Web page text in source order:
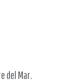
del Mar.